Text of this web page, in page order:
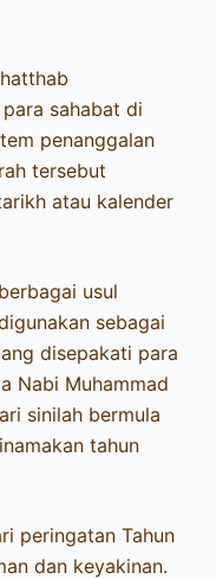
sahabat di
penanggalan
tersebut
atau kalender
usul
sebagai
disepakati para
Nabi Muhammad
sinilah bermula
tahun
peringatan Tahun
dan keyakinan.